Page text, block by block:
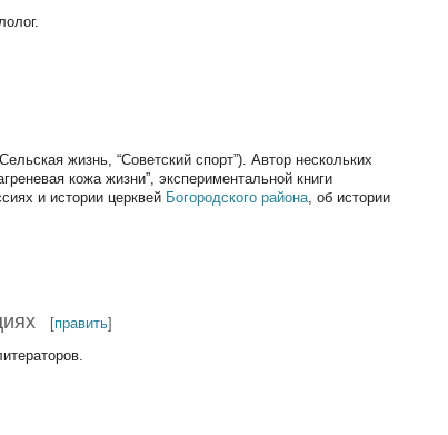
жизнь, “Советский спорт”). Автор нескольких
кожа жизни”, экспериментальной книги
и истории церквей Богородского района, об истории
[править]